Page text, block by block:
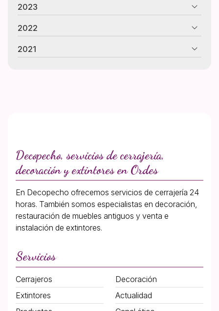
2023
2022
2021
Decopecho, servicios de cerrajería,
decoración y extintores en Ordes
En Decopecho ofrecemos servicios de cerrajería 24
horas. También somos especialistas en decoración,
restauración de muebles antiguos y venta e
instalación de extintores.
Servicios
Cerrajeros
Decoración
Extintores
Actualidad